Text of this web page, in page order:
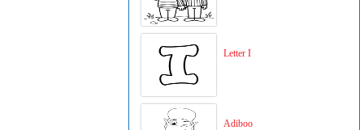
Letter I
Adiboo